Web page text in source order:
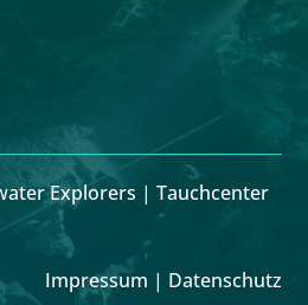
Explorers | Tauchcenter
Impressum | Datenschutz